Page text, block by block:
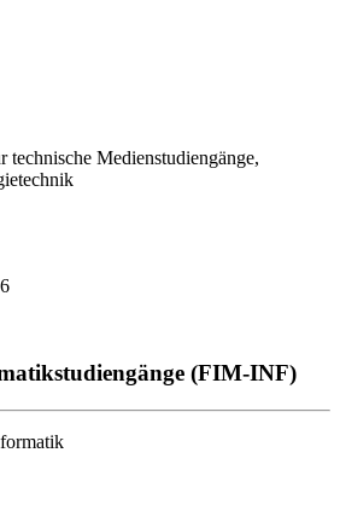
technische Medienstudiengänge,
(FIM-INF)